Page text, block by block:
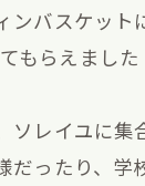
ンバスケッ
もらえました
レイユに集
だったり、学